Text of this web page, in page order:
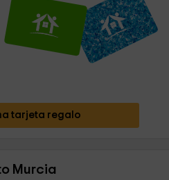
tarjeta regalo
Murcia